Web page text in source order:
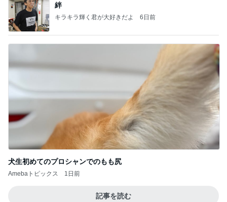
絆
キラキラ輝く君が大好きだよ 6日前
犬生初めてのプロシャンでのもも尻
Amebaトピックス 1日前
記事を読む